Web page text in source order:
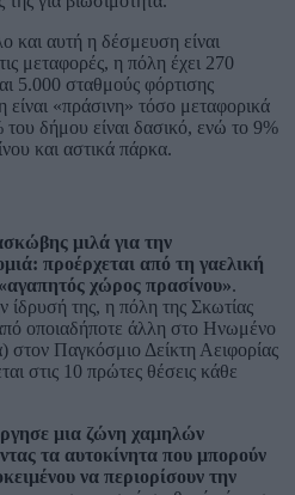
αυτή η δέσμευση είναι
μεταφορές, η πόλη έχει 270
5.000 σταθμούς φόρτισης
«πράσινη» τόσο μεταφορικά
δήμου είναι δασικό, ενώ το 9%
και αστικά πάρκα.
μιλά για την
προέρχεται από τη γαελική
χώρος πρασίνου».
ίδρυσή της, η πόλη της Σκωτίας
οποιαδήποτε άλλη στο Ηνωμένο
στον Παγκόσμιο Δείκτη Αειφορίας
στις 10 πρώτες θέσεις κάθε
μια ζώνη χαμηλών
τα αυτοκίνητα που μπορούν
να περιορίσουν την